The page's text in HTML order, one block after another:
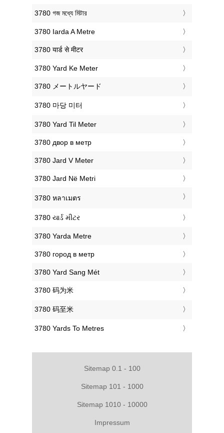
‎3780 গজ মধ্যে মিটার
‎3780 Iarda A Metre
‎3780 यार्ड से मीटर
‎3780 Yard Ke Meter
‎3780 メートルヤード
‎3780 마당 미터
‎3780 Yard Til Meter
‎3780 двор в метр
‎3780 Jard V Meter
‎3780 Jard Në Metri
‎3780 หลาเมตร
‎3780 યાર્ડ મીટર
‎3780 Yarda Metre
‎3780 город в метр
‎3780 Yard Sang Mét
‎3780 码为米
‎3780 码至米
‎3780 Yards To Metres
Sitemap 0.1 - 100
Sitemap 101 - 1000
Sitemap 1010 - 10000
Impressum